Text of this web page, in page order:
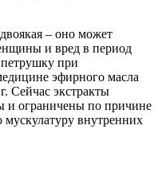
– оно может
и вред в период
при
эфирного масла
Сейчас экстракты
и ограничены по причине
мускулатуру внутренних